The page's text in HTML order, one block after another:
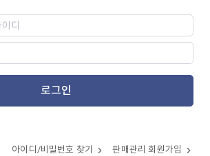
로그인
아이디/비밀번호 찾기 판매관리 회원가입